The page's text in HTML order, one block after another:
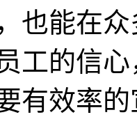
也能在
工的信
有效率